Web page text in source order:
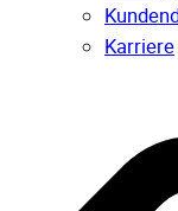
Karriere